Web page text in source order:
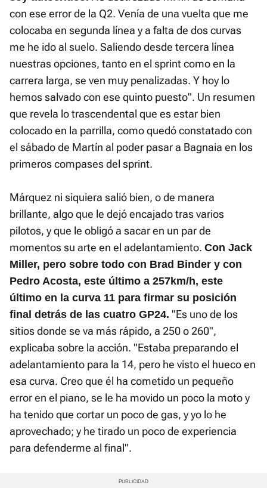
con ese error de la Q2. Venía de una vuelta que me
colocaba en segunda línea y a falta de dos curvas
me he ido al suelo. Saliendo desde tercera línea
nuestras opciones, tanto en el sprint como en la
carrera larga, se ven muy penalizadas. Y hoy lo
hemos salvado con ese quinto puesto". Un resumen
que revela lo trascendental que es estar bien
colocado en la parrilla, como quedó constatado con
el sábado de Martín al poder pasar a Bagnaia en los
primeros compases del sprint.
Márquez ni siquiera salió bien, o de manera
brillante, algo que le dejó encajado tras varios
pilotos, y que le obligó a sacar en un par de
momentos su arte en el adelantamiento. Con Jack
Miller, pero sobre todo con Brad Binder y con
Pedro Acosta, este último a 257km/h, este
último en la curva 11 para firmar su posición
final detrás de las cuatro GP24. "Es uno de los
sitios donde se va más rápido, a 250 o 260",
explicaba sobre la acción. "Estaba preparando el
adelantamiento para la 14, pero he visto el hueco en
esa curva. Creo que él ha cometido un pequeño
error en el piano, se le ha movido un poco la moto y
ha tenido que cortar un poco de gas, y yo lo he
aprovechado; y he tirado un poco de experiencia
para defenderme al final".